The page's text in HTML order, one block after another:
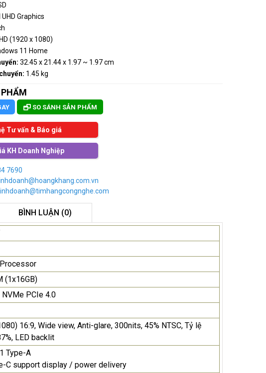
UHD Graphics
(1920 x 1080)
11 Home
32.45 x 21.44 x 1.97 ~ 1.97 cm
1.45 kg
SO SÁNH SẢN PHẨM
Tư vấn & Báo giá
KH Doanh Nghiệp
7690
55 I...
tốt
Lenovo
Cáo
65 I...
9847 690
BÌNH LUẬN (0)
(1x16GB)
PCIe 4.0
16:9, Wide view, Anti-glare, 300nits, 45% NTSC, Tỷ lệ
LED backlit
Type-A
C support display / power delivery